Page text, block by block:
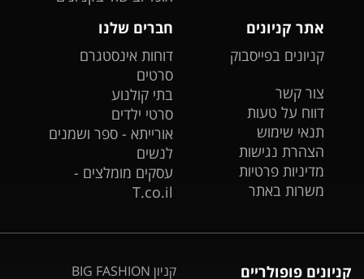
אתר קניונים
קניונים בפייסבוק
צור קשר
דווח על טעות
תנאי שימוש
הצהרת נגישות
מדיניות פרטיות
משרות באתר
חברים שלנו
דוחות אינסטגרם
סרטים
בתי קולנוע
סרטי ילדים
אורייתא - ספר ושמנים
לנשים
עסקים מומלצים -
T.co.il
קניונים פופולריים קניון BIG FASHION